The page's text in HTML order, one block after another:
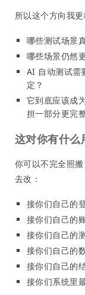
所以这个方向我
哪些测试场景
哪些场景仍然
AI 自动测试需
定？
它到底应该成
担一部分更完
这对你有什么
你可以不完全照
去改：
接你们自己的
接你们自己的
接你们自己的
接你们自己的
接你们自己的
接你们系统里